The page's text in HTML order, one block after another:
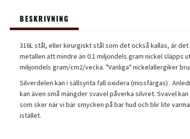
BESKRIVNING
316L stål, eller kirurgiskt stål som det också kallas, är
metallen att mindre än 0.1 miljondels gram nickel släpps
milijondels gram/cm2/vecka. "Vanliga" nickelallergiker
Silverdelen kan i sällsynta fall oxidera (missfärgas) .
kan även små mängder svavel påverka silvret. Svavel
som sker när vi bär smycken på bar hud och blir lite
istället.